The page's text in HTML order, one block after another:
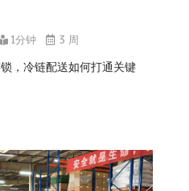
1分钟 3 周
，冷链配送如何打通关键